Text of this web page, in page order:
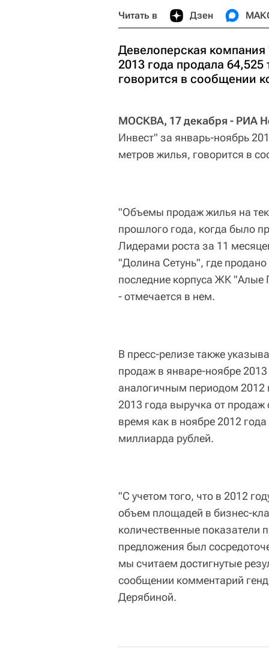
Читать в Дзен
Девелоперская
2013 года продала
говорится в сообщении
МОСКВА, 17 декабря - РИА
Инвест" за январь-ноябрь
метров жилья, говорится в
"Объемы продаж жилья на
прошлого года, когда было
Лидерами роста за 11
"Долина Сетунь", где
последние корпуса ЖК "Алые
- отмечается в нем.
В пресс-релизе также
продаж в январе-ноябре
аналогичным периодом 2012
2013 года выручка от
время как в ноябре 2012
миллиарда рублей.
"С учетом того, что в 2012
объем площадей в бизнес-
количественные показатели
предложения был
мы считаем достигнутые
сообщении комментарий
Дерябиной.